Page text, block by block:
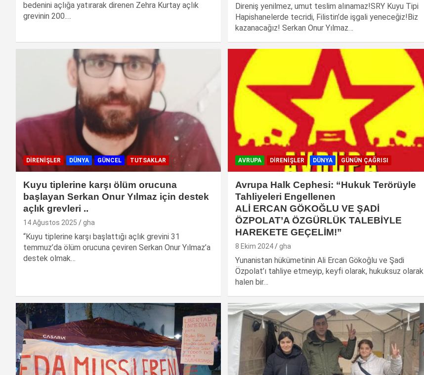
bedenini açlığa yatırarak direnen Zehra Kurtay açlık
grevinin 200.…
Direniş yenilmez, umut teslim alınamaz!SRY Kuyu Tipi
Hapishanelerde tecridi, Filistin’de işgali yeneceğiz!Biz
kazanacağız! Serkan Onur Yılmaz…
DIRENIŞLER DÜNYA GÜNCEL TUTSAKLAR
Kuyu tiplerine karşı ölüm orucuna
başlayan Serkan Onur Yılmaz için destek
açlık grevleri ..
14 Ağustos 2025 gha
“Kuyu tiplerine karşı başlattığı açlık grevini 31
temmuz’da ölüm orucuna çeviren Serkan Onur Yılmaz’a
destek olmak…
AVRUPA DIRENIŞLER DÜNYA GÜNÜN ÇAĞRISI
Avrupa Halk Cephesi: “Hukuk Terörüyle
Tahliyeleri Engellenen
ALİ ERCAN GÖKOĞLU VE ŞADİ
ÖZPOLAT’A ÖZGÜRLÜK TALEBİYLE
HAREKETE GEÇELİM!”
8 Ekim 2024 gha
Yunanistan hükümetinin Ali Ercan Gökoğlu ve Şadi
Özpolat’ı tahliye etmeyip, keyfi olarak, hukuksuz olarak
halen bir…